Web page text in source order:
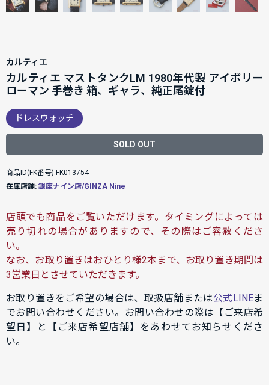
カルティエ
カルティエ マストタンクLM 1980年代製 アイボリー
ローマン 手巻き 箱、ギャラ、純正尾錠付
ドレスウォッチ
SOLD OUT
商品ID(FK番号):FK013754
在庫店舗: 銀座ナイン店/GINZA Nine
店頭でも商品をご覧いただけます。タイミングによっては
売り切れの場合がありますので、その際はご容赦くださ
い。
なお、お取り置きはおひとり様2本まで、お取り置き期間は
3営業日とさせていただきます。
お取り置きをご希望の場合は、取扱店舗または公式LINEま
でお問い合わせください。お問い合わせの際は【ご来店希
望日】と【ご来店希望店舗】をあわせてお知らせくださ
い。